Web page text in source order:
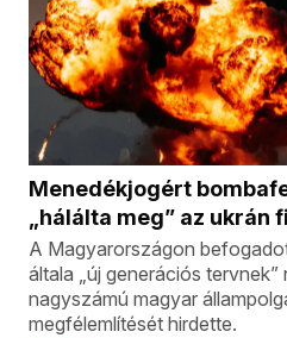
Menedékjogért
„hálálta meg” az ukrán
A Magyarországon
általa „új generációs
nagyszámú magyar
megfélemlítését hirdette.